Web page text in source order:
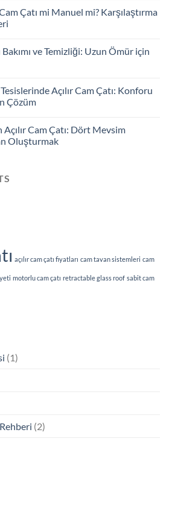
Çatı mi Manuel mi? Karşılaştırma
Bakımı ve Temizliği: Uzun Ömür için
Açılır Cam Çatı: Konforu
Çözüm
Açılır Cam Çatı: Dört Mevsim
Oluşturmak
açılır cam çatı fiyatları cam tavan sistemleri cam
motorlu cam çatı retractable glass roof sabit cam
(1)
(2)